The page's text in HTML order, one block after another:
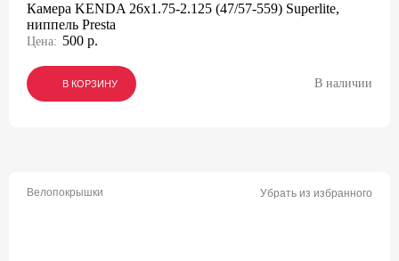
Камера KENDA 26x1.75-2.125 (47/57-559) Superlite,
ниппель Presta
Цена: 500 р.
В КОРЗИНУ
В КОРЗИНУ
В КОРЗИНУ В наличии
Велопокрышки Убрать из избранного